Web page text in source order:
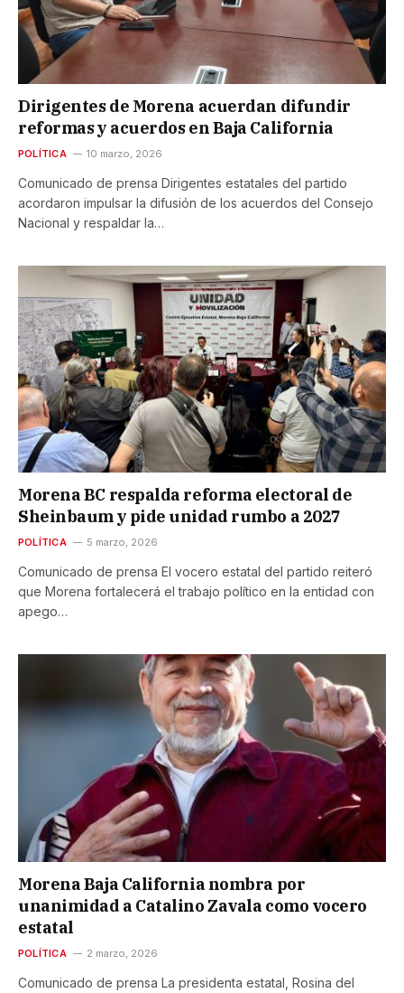
Dirigentes de Morena acuerdan difundir
reformas y acuerdos en Baja California
POLÍTICA 10 marzo, 2026
Comunicado de prensa Dirigentes estatales del partido
acordaron impulsar la difusión de los acuerdos del Consejo
Nacional y respaldar la…
Morena BC respalda reforma electoral de
Sheinbaum y pide unidad rumbo a 2027
POLÍTICA 5 marzo, 2026
Comunicado de prensa El vocero estatal del partido reiteró
que Morena fortalecerá el trabajo político en la entidad con
apego…
Morena Baja California nombra por
unanimidad a Catalino Zavala como vocero
estatal
POLÍTICA 2 marzo, 2026
Comunicado de prensa La presidenta estatal, Rosina del